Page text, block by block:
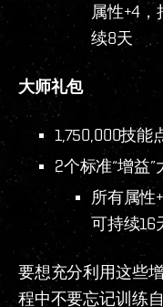
属性+4
续8天
大师礼包
1,750,000技能
2个标准“增益
所有属性
可持续16
要想充分利用这些
程中不要忘记训练